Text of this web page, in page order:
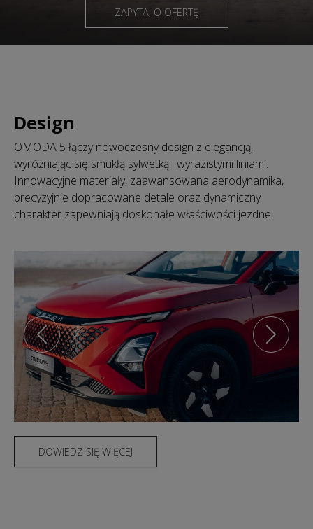
ZAPYTAJ O OFERTĘ
Design
OMODA 5 łączy nowoczesny design z elegancją,
wyróżniając się smukłą sylwetką i wyrazistymi liniami.
Innowacyjne materiały, zaawansowana aerodynamika,
precyzyjnie dopracowane detale oraz dynamiczny
charakter zapewniają doskonałe właściwości jezdne.
DOWIEDZ SIĘ WIĘCEJ